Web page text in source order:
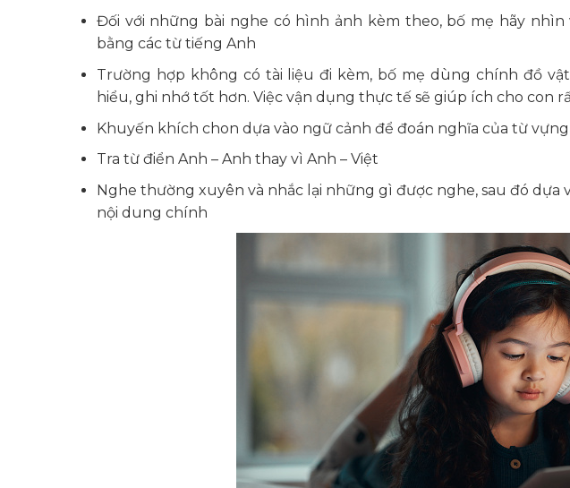
Đối với những bài nghe có hình ảnh kèm theo, bố mẹ hãy
bằng các từ tiếng Anh
Trường hợp không có tài liệu đi kèm, bố mẹ dùng chính đồ
hiểu, ghi nhớ tốt hơn. Việc vận dụng thực tế sẽ giúp ích cho con
Khuyến khích chon dựa vào ngữ cảnh để đoán nghĩa của từ vựng
Tra từ điển Anh – Anh thay vì Anh – Việt
Nghe thường xuyên và nhắc lại những gì được nghe, sau đó dựa
nội dung chính